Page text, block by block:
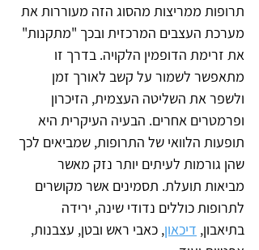
תרופות ממריצות מהסוג הזה מעוררות את
מערכת העצבים המרכזית ובכך "מתקנות"
את זרימת הדופמין הלקויה. בדרך זו
מתאפשר לשמור על קשב לאורך זמן
ולשפר את השליטה העצמית, הזיכרון
ופרמטרים אחרים. הבעיה העיקרית היא
תופעות הלוואי של התרופות, שמביאים לכך
שהן גורמות לעיתים יותר נזק מאשר
מביאות תועלת. תסמינים אשר מקושרים
לתרופות כוללים נדודי שינה, ירידה
בתיאבון, דיכאון, כאבי ראש ובטן, עצבנות,